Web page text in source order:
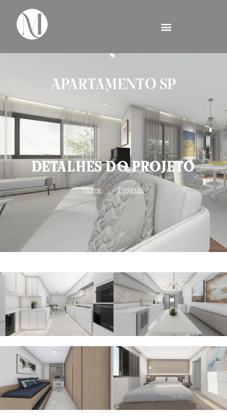
apartamento sp
DETALHES DO PROJETO
Home Projetos